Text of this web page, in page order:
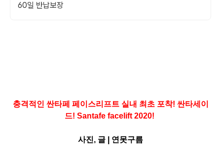
60일 반납보장
충격적인 싼타페 페이스리프트 실내 최초 포착! 싼타세이
드! Santafe facelift 2020!
사진, 글 연못구름